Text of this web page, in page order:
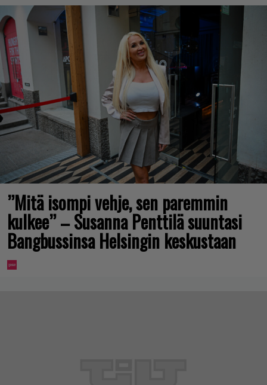
”Mitä isompi vehje, sen paremmin
kulkee” – Susanna Penttilä suuntasi
Bangbussinsa Helsingin keskustaan